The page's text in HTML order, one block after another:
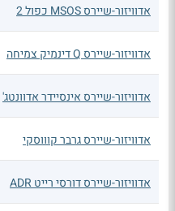
אדוויזור-שיירס MSOS כפול 2
אדוויזור-שיירס Q דינמיק צמיחה
אדוויזור-שיירס אינסיידר אדוונטג'
אדוויזור-שיירס גרבר קוווסקי
אדוויזור-שיירס דורסי רייט ADR